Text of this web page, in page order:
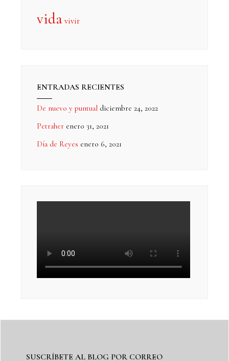
vida vivir
ENTRADAS RECIENTES
De nuevo y puntual diciembre 24, 2022
Petraher enero 31, 2021
Día de Reyes enero 6, 2021
SUSCRÍBETE AL BLOG POR CORREO